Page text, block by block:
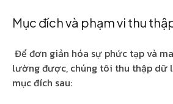
Mục đích và phạm vi thu
Để đơn giản hóa sự phức tạp và
lường được, chúng tôi thu thập dữ
mục đích sau: